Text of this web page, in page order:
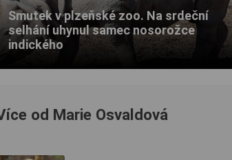
Smutek v plzeňské zoo. Na srdeční
selhání uhynul samec nosorožce
indického
od Marie Osvaldová